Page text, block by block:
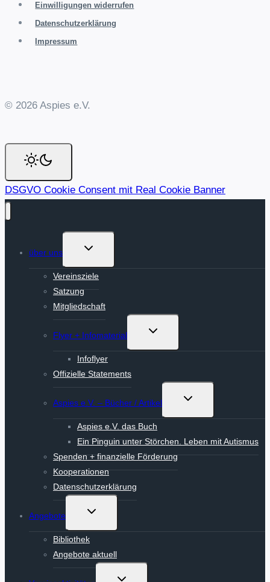
Einwilligungen widerrufen
Datenschutzerklärung
Impressum
© 2026 Aspies e.V.
DSGVO Cookie Consent mit Real Cookie Banner
über uns
Untermenü
Vereinsziele
Satzung
Mitgliedschaft
Flyer + Infomaterial
Untermenü
Infoflyer
Offizielle Statements
Aspies e.V. – Bücher / Artikel
Untermenü
Aspies e.V. das Buch
Ein Pinguin unter Störchen. Leben mit Autismus
Spenden + finanzielle Förderung
Kooperationen
Datenschutzerklärung
Angebote
Untermenü
Bibliothek
Angebote aktuell
Untermenü